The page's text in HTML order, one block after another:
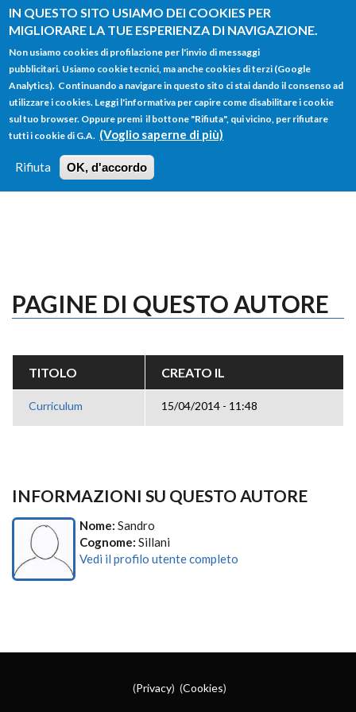
IN QUESTO SITO USIAMO DEI COOKIES PER
MIGLIORARE LA TUE ESPERIENZA DI NAVIGAZIONE.
Non usiamo cookies di profilazione per l'invio di messaggi
pubblicitari. Usiamo cookie tecnici, ma anche cookies di terzi (Google
Analytics). Continuando a navigare in questo sito ci stai dando il consenso ad
utilizzare i cookies. Leggi l'informativa per capire come disabilitare i cookie
sul tuo browser. Oppure premi il bottone "Rifiuta", qui vicino, per rifiutare
tutti i cookie di G.A. (Voglio saperne di più)
Rifiuta OK, d'accordo
Salta al contenuto principale
FORM
DI
RICERCA
Main menu
HOME TUTTI I PROFILI
LOGIN
PAGINE DI QUESTO AUTORE
TITOLO CREATO IL
Curriculum 15/04/2014 - 11:48
INFORMAZIONI SU QUESTO AUTORE
Nome: Sandro
Cognome: Sillani
Vedi il profilo utente completo
(Privacy) (Cookies)